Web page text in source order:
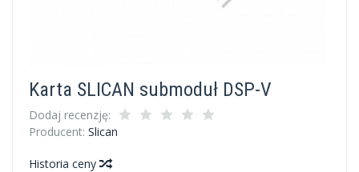
Karta SLICAN submoduł DSP-V
Dodaj recenzję:
Producent: Slican
Historia ceny